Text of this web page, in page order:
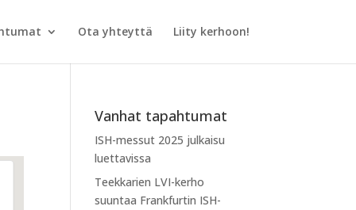
Ota yhteyttä Liity kerhoon!
Vanhat tapahtumat
ISH-messut 2025 julkaisu
luettavissa
Teekkarien LVI-kerho
suuntaa Frankfurtin ISH-